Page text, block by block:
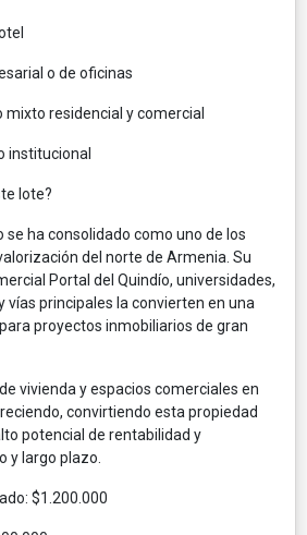
o de oficinas
mixto residencial y comercial
institucional
lote?
se ha consolidado como uno de los
del norte de Armenia. Su
Portal del Quindío, universidades,
vías principales la convierten en una
proyectos inmobiliarios de gran
vivienda y espacios comerciales en
convirtiendo esta propiedad
potencial de rentabilidad y
y largo plazo.
$1.200.000